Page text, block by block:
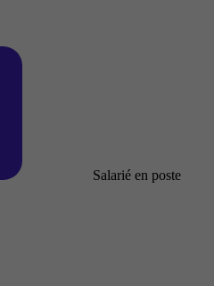
Salarié en poste